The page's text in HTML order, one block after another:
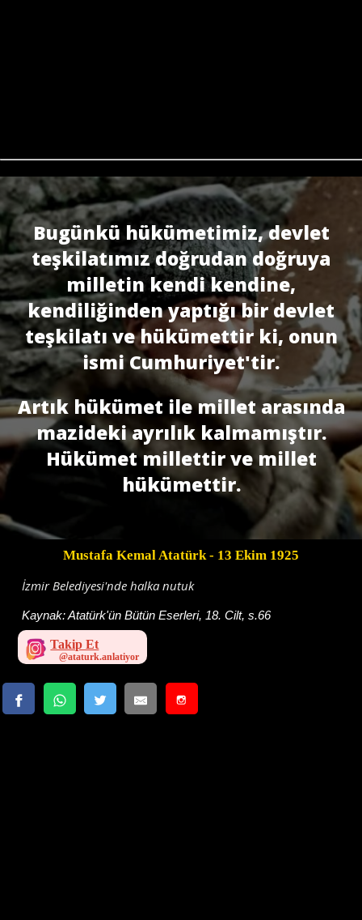
Bugünkü hükümetimiz, devlet
teşkilatımız doğrudan doğruya
milletin kendi kendine,
kendiliğinden yaptığı bir devlet
teşkilatı ve hükümettir ki, onun
ismi Cumhuriyet'tir.
Artık hükümet ile millet arasında
mazideki ayrılık kalmamıştır.
Hükümet millettir ve millet
hükümettir.
Mustafa Kemal Atatürk- 13 Ekim 1925
İzmir Belediyesi'nde halka nutuk
Kaynak:Atatürk'ün Bütün Eserleri, 18. Cilt, s.66
Takip Et